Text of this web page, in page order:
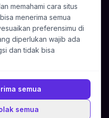
Blog
Hubungi Kami
memahami cara situs
menerima semua
preferensimu di
diperlukan wajib ada
dan tidak bisa
semua
semua